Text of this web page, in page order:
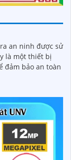
an ninh được sử
đảm bảo an toàn